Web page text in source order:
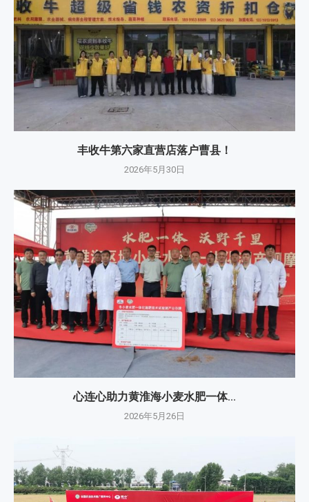
丰收牛第六家直营店落户曹县！
2026年5月30日
心连心助力黄淮海小麦水肥一体...
2026年5月26日